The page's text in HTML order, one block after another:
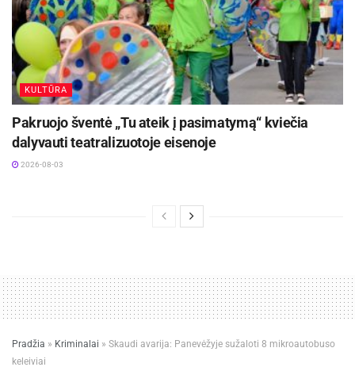
KULTŪRA
Pakruojo šventė „Tu ateik į pasimatymą“ kviečia
dalyvauti teatralizuotoje eisenoje
2026-08-03
Pradžia » Kriminalai » Skaudi avarija: Panevėžyje sužaloti 8 mikroautobuso
keleiviai